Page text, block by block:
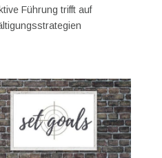
Führung trifft auf